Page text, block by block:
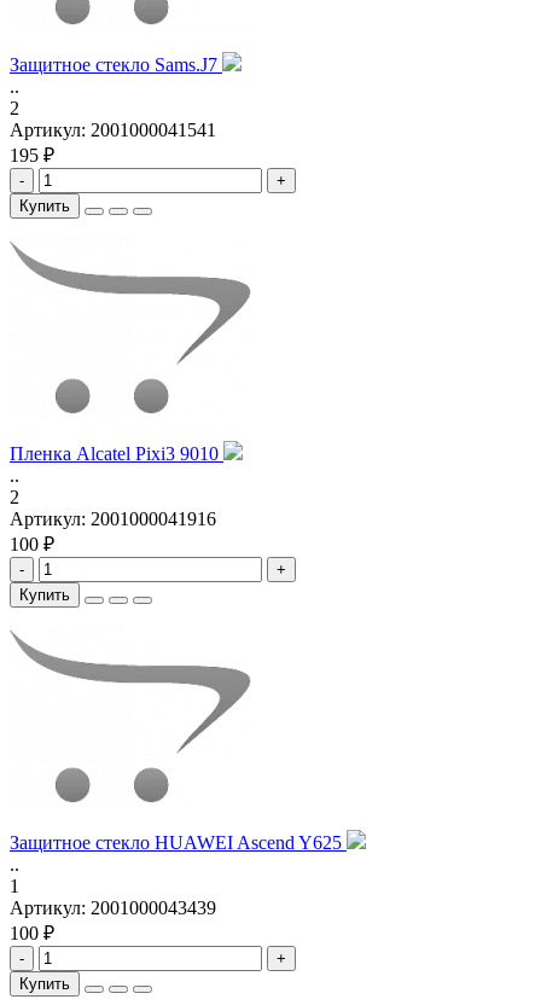
Защитное стекло Sams.J7
..
2
Артикул: 2001000041541
195 ₽
-
+
Купить
Пленка Alcatel Pixi3 9010
..
2
Артикул: 2001000041916
100 ₽
-
+
Купить
Защитное стекло HUAWEI Ascend Y625
..
1
Артикул: 2001000043439
100 ₽
-
+
Купить